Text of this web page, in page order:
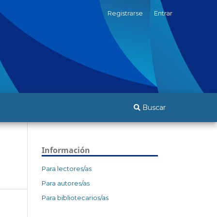
Buscar
Registrarse Entrar
Información
Para lectores/as
Para autores/as
Para bibliotecarios/as